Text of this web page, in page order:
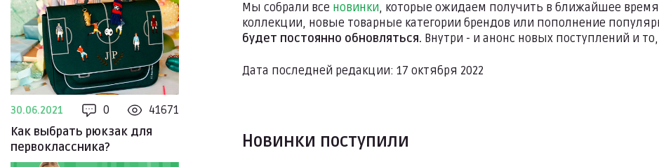
30.06.2021 0
41671
Как выбрать рюкзак для
первоклассника?
Мы собрали все новинки, которые ожидаем получить в ближайшее
коллекции, новые товарные категории брендов или пополнение
будет постоянно обновляться. Внутри - и анонс новых поступлений и
Дата последней редакции: 17 октября 2022
Новинки поступили